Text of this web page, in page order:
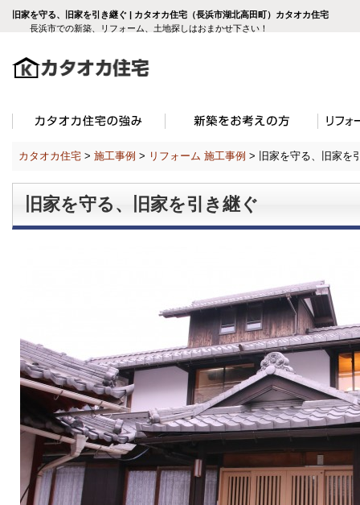
旧家を守る、旧家を引き継ぐ | カタオカ住宅（長浜市湖北高田町）カタオカ住宅
長浜市での新築、リフォーム、土地探しはおまかせ下さい！
カタオカ住宅 > 施工事例 > リフォーム 施工事例 > 旧家を守る、旧家を
旧家を守る、旧家を引き継ぐ